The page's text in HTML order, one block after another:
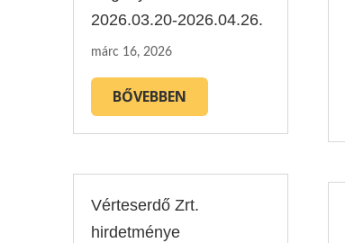
2026.03.20-2026.04.26.
márc 16, 2026
BŐVEBBEN
Vérteserdő Zrt.
hirdetménye